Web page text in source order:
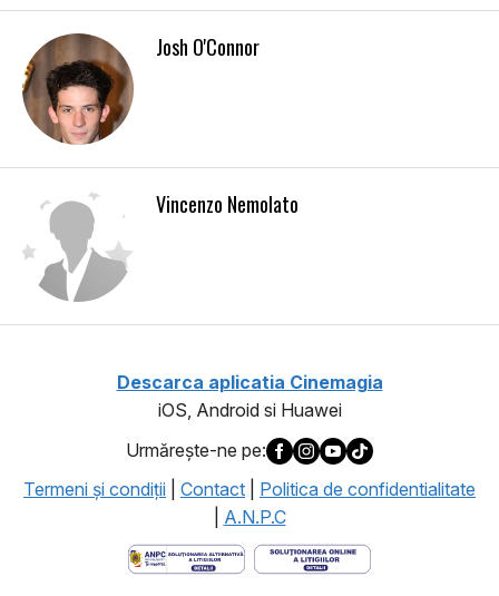
Josh O'Connor
Vincenzo Nemolato
Descarca aplicatia Cinemagia
iOS, Android si Huawei
Urmăreşte-ne pe:
Termeni şi condiţii
Contact
Politica de confidentialitate
A.N.P.C